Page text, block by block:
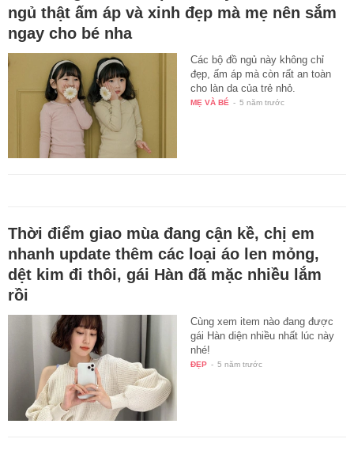
ngủ thật ấm áp và xinh đẹp mà mẹ nên sắm
ngay cho bé nha
Các bộ đồ ngủ này không chỉ
đẹp, ấm áp mà còn rất an toàn
cho làn da của trẻ nhỏ.
MẸ VÀ BÉ - 5 năm trước
Thời điểm giao mùa đang cận kề, chị em
nhanh update thêm các loại áo len mỏng,
dệt kim đi thôi, gái Hàn đã mặc nhiều lắm
rồi
Cùng xem item nào đang được
gái Hàn diện nhiều nhất lúc này
nhé!
ĐẸP - 5 năm trước